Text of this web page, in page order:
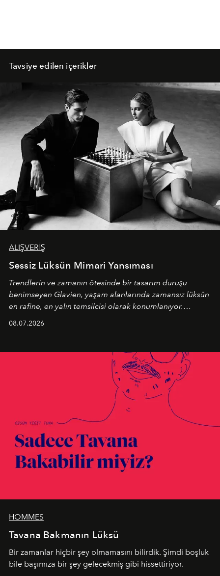
Tavsiye edilen içerikler
ALIŞVERİŞ
Sessiz Lüksün Mimari Yansıması
Trendlerin ve zamanın ötesinde bir tasarım duruşu
benimseyen Glavien, yaşam alanlarında zamansız lüksün
en rafine, en yalın temsilcisi olarak konumlanıyor.
08.07.2026
HOMMES
Tavana Bakmanın Lüksü
Bir zamanlar hiçbir şey olmamasını bilirdik. Şimdi boşluk
bile başımıza bir şey gelecekmiş gibi hissettiriyor.